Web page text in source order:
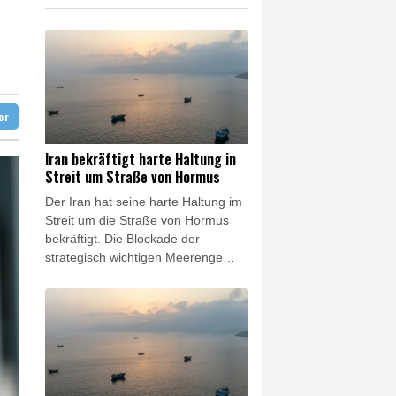
gebildet
Iran bekräftigt harte Haltung in
Streit um Straße von Hormus
Der Iran hat seine harte Haltung im
Streit um die Straße von Hormus
bekräftigt. Die Blockade der
strategisch wichtigen Meerenge
Feind alle unsere Bedingungen
erfüllt", sagte der Sprecher der
iranischen Revolutionsgarden,
Hossein Mohebi, am Sonntag nach
Angaben des Staatsfernsehens.
"Die Meerenge ist für uns derzeit